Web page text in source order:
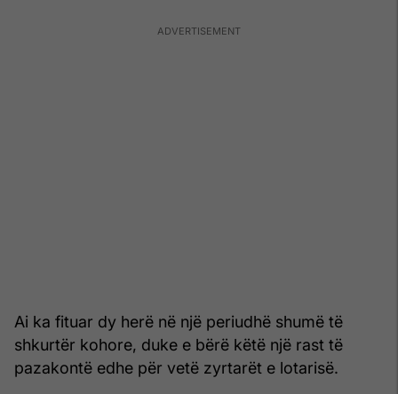
Ai ka fituar dy herë në një periudhë shumë të
shkurtër kohore, duke e bërë këtë një rast të
pazakontë edhe për vetë zyrtarët e lotarisë.